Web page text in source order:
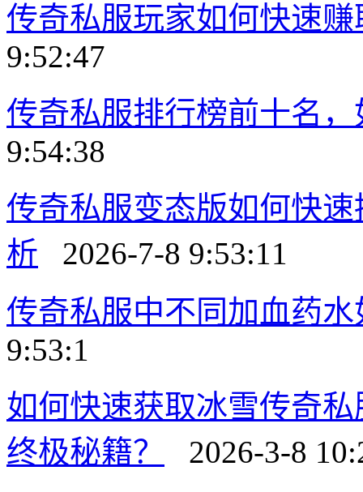
传奇私服玩家如何快速
9:52:47
传奇私服排行榜前十名
9:54:38
传奇私服变态版如何快
析 2026-7-8 9:53:11
传奇私服中不同加血药
9:53:1
如何快速获取冰雪传奇
终极秘籍？
2026-3-8